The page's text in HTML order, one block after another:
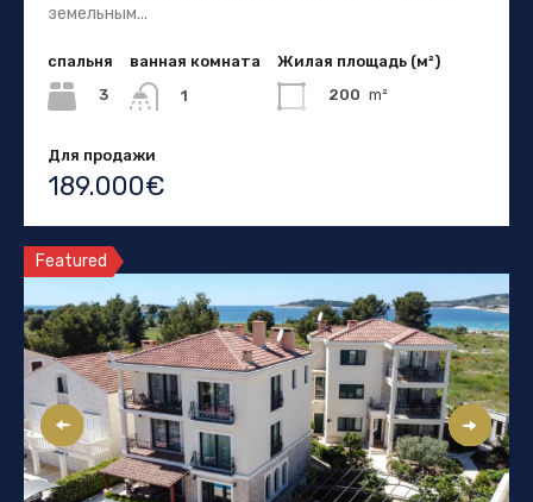
земельным...
спальня
3
ванная комната
1
Жилая площадь (м²)
200 m²
Для продажи
189.000€
Featured